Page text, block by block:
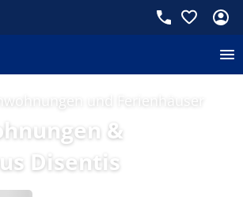
und Ferienhäuser
&
Disentis